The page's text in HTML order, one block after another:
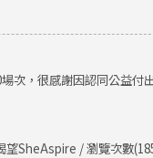
次，很感謝因認同公益付
望SheAspire / 瀏覽次數